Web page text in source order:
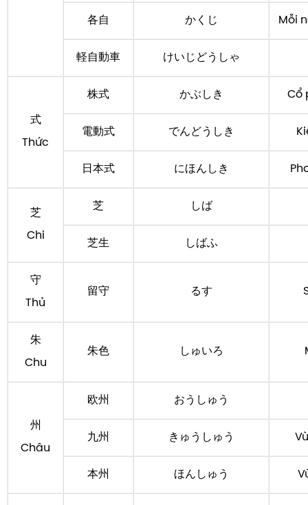
各自 かくじ Mỗi
軽自動車 けいじどうしゃ
式
Thức
株式 かぶしき Cổ
電動式 でんどうしき
日本式 にほんしき
芝
Chi
芝 しば
芝生 しばふ
守
Thủ
留守 るす
朱
Chu
朱色 しゅいろ
州
Châu
欧州 おうしゅう
九州 きゅうしゅう
本州 ほんしゅう